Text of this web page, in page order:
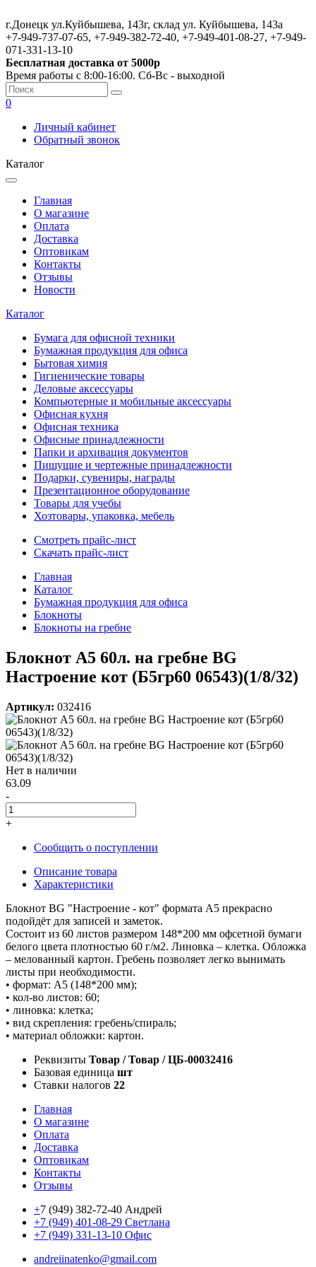
г.Донецк ул.Куйбышева, 143г, склад ул. Куйбышева, 143а
+7-949-737-07-65, +7-949-382-72-40, +7-949-401-08-27, +7-949-
071-331-13-10
Бесплатная доставка от 5000р
Время работы с 8:00-16:00. Сб-Вс - выходной
0
Личный кабинет
Обратный звонок
Каталог
Главная
О магазине
Оплата
Доставка
Оптовикам
Контакты
Отзывы
Новости
Каталог
Бумага для офисной техники
Бумажная продукция для офиса
Бытовая химия
Гигиенические товары
Деловые аксессуары
Компьютерные и мобильные аксессуары
Офисная кухня
Офисная техника
Офисные принадлежности
Папки и архивация документов
Пишущие и чертежные принадлежности
Подарки, сувениры, награды
Презентационное оборудование
Товары для учебы
Хозтовары, упаковка, мебель
Смотреть прайс-лист
Скачать прайс-лист
Главная
Каталог
Бумажная продукция для офиса
Блокноты
Блокноты на гребне
Блокнот А5 60л. на гребне BG
Настроение кот (Б5гр60 06543)(1/8/32)
Артикул: 032416
Нет в наличии
63.09
-
+
Сообщить о поступлении
Описание товара
Характеристики
Блокнот BG "Настроение - кот" формата А5 прекрасно
подойдёт для записей и заметок.
Состоит из 60 листов размером 148*200 мм офсетной бумаги
белого цвета плотностью 60 г/м2. Линовка – клетка. Обложка
– мелованный картон. Гребень позволяет легко вынимать
листы при необходимости.
• формат: А5 (148*200 мм);
• кол-во листов: 60;
• линовка: клетка;
• вид скрепления: гребень/спираль;
• материал обложки: картон.
Реквизиты Товар / Товар / ЦБ-00032416
Базовая единица шт
Ставки налогов 22
Главная
О магазине
Оплата
Доставка
Оптовикам
Контакты
Отзывы
+7 (949) 382-72-40 Андрей
+7 (949) 401-08-29 Светлана
+7 (949) 331-13-10 Офис
andreiinatenko@gmail.com